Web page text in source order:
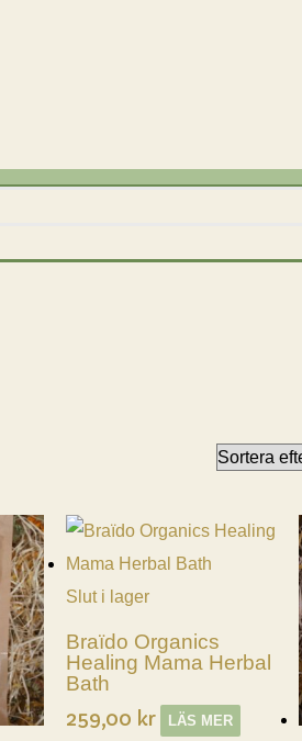
Slut i lager
Braïdo Organics
Healing Mama Herbal
Bath
259,00 kr LÄS MER